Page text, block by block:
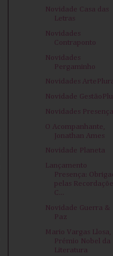
Novidade Casa das
Letras
Novidades
Contraponto
Novidades
Pergaminho
Novidades
Novidade
Novidades Presença
O Acompanhante,
Jonathan Ames
Novidade Planeta
Lançamento
Presença:
pelas
C...
Novidade Guerra &
Paz
Mario Vargas Llosa,
Prémio Nobel da
Literatura